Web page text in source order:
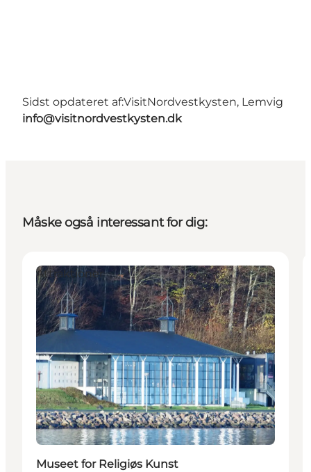
Sidst opdateret af:VisitNordvestkysten, Lemvig
info@visitnordvestkysten.dk
Måske også interessant for dig:
Attraktioner
Museet for Religiøs Kunst